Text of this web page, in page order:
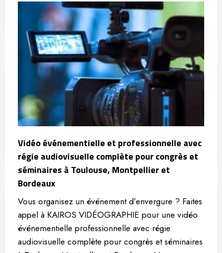
Vidéo événementielle et professionnelle avec
régie audiovisuelle complète pour congrès et
séminaires à Toulouse, Montpellier et
Bordeaux
Vous organisez un événement d’envergure ? Faites
appel à KAIROS VIDÉOGRAPHIE pour une vidéo
événementielle professionnelle avec régie
audiovisuelle complète pour congrès et séminaires